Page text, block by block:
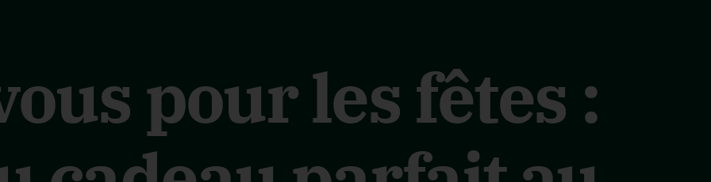
pour les fêtes :